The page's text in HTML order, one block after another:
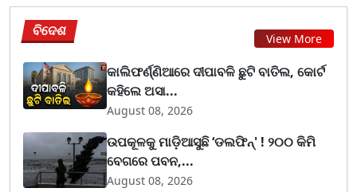
ବିଦେଶ View More
କାଲିଫର୍ଣ୍ଣିଆରେ ଦୀପାବଳି ଛୁଟି ବାତିଲ, କୋର୍ଟ
କହିଲେ ଅସା...
August 08, 2026
ଉପକୂଳକୁ ମାଡ଼ିଆସୁଛି ‘ଡଲଫିନ୍' ! ୨୦୦ କିମି
ବେଗରେ ପବନ,...
August 08, 2026